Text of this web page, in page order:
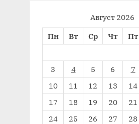
Август 2026
Пн
Вт Ср Чт Пт
3
4 5 6 7
10
11 12 13 14
17
18 19 20 21
24
25 26 27 28